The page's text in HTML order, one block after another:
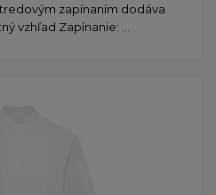
zapínaním dodáva
vzhľad Zapínanie: ...